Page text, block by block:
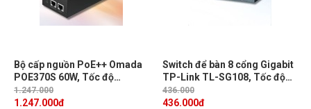
Bộ cấp nguồn PoE++ Omada
POE370S 60W, Tốc độ
10Gbps, Chuẩn 802.3bt, Cắm
và chạy
1.247.000
1.247.000đ
Switch để bàn 8 cổng Gigabit
TP-Link TL-SG108, Tốc độ
10/100/1000Mbps, Nguồn
5VDC / 0.6A, Cắm và chạy
436.000
436.000đ